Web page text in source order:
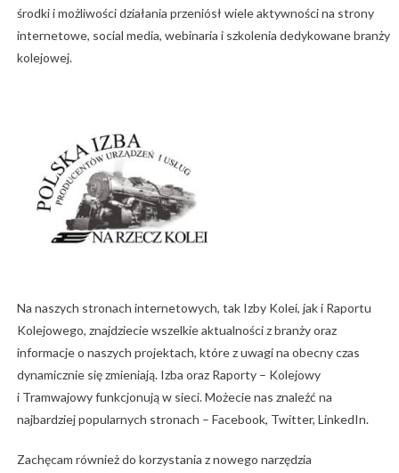
środki i możliwości działania przeniósł wiele aktywności na strony
internetowe, social media, webinaria i szkolenia dedykowane branży
kolejowej.
Na naszych stronach internetowych, tak Izby Kolei, jak i Raportu
Kolejowego, znajdziecie wszelkie aktualności z branży oraz
informacje o naszych projektach, które z uwagi na obecny czas
dynamicznie się zmieniają. Izba oraz Raporty – Kolejowy
i Tramwajowy funkcjonują w sieci. Możecie nas znaleźć na
najbardziej popularnych stronach – Facebook, Twitter, LinkedIn.
Zachęcam również do korzystania z nowego narzędzia